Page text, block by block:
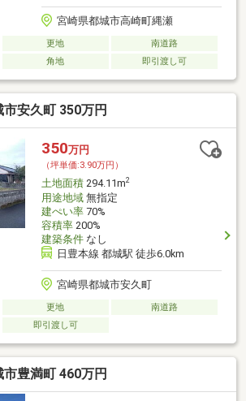
宮崎県都城市高崎町縄瀬
更地
南道路
角地 即引渡し可
安久町 350万円
350万円
（坪単価:3.90万円）
土地面積294.11m2
用途地域無指定
建ぺい率70%
容積率200%
建築条件なし
日豊本線 都城駅 徒歩6.0km
宮崎県都城市安久町
更地
南道路
即引渡し可
豊満町 460万円